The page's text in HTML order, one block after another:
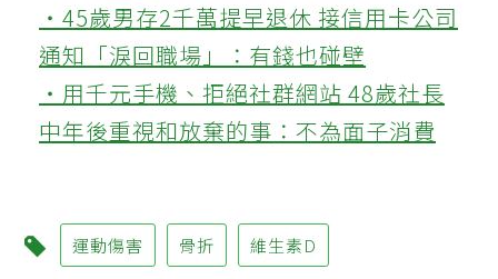
‧45歲男存2千萬提早退休 接信用卡公司
通知「淚回職場」：有錢也碰壁
‧用千元手機、拒絕社群網站 48歲社長
中年後重視和放棄的事：不為面子消費
運動傷害 骨折 維生素D